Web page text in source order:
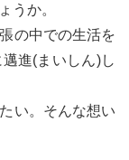
うか。
の中での生活を
進(まいしん)し
い。そんな想い